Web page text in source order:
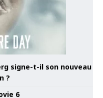
signe-t-il son nouveau
?